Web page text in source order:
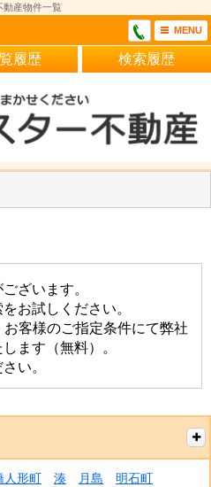
動産物件一覧
MENU
履歴 検索履歴
ざいます。
お試しください。
客様のご指定条件にて弊社
ます（無料）。
い。
人形町 湊 月島
明石町